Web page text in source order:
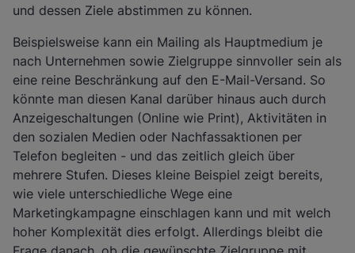
und dessen Ziele abstimmen zu können.
Beispielsweise kann ein Mailing als Hauptmedium je
nach Unternehmen sowie Zielgruppe sinnvoller sein als
eine reine Beschränkung auf den E-Mail-Versand. So
könnte man diesen Kanal darüber hinaus auch durch
Anzeigeschaltungen (Online wie Print), Aktivitäten in
den sozialen Medien oder Nachfassaktionen per
Telefon begleiten - und das zeitlich gleich über
mehrere Stufen. Dieses kleine Beispiel zeigt bereits,
wie viele unterschiedliche Wege eine
Marketingkampagne einschlagen kann und mit welch
hoher Komplexität dies erfolgt. Allerdings bleibt die